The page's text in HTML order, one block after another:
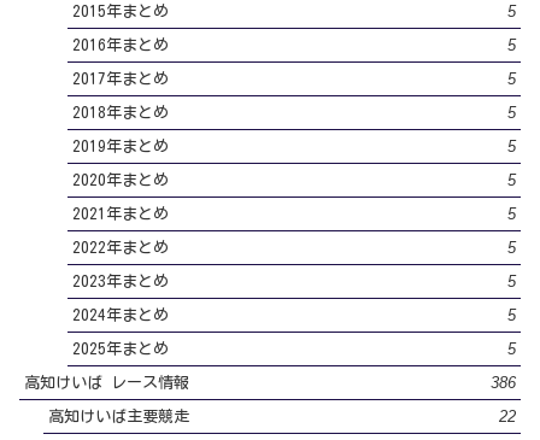
2015年まとめ 5
2016年まとめ 5
2017年まとめ 5
2018年まとめ 5
2019年まとめ 5
2020年まとめ 5
2021年まとめ 5
2022年まとめ 5
2023年まとめ 5
2024年まとめ 5
2025年まとめ 5
高知けいば レース情報 386
高知けいば主要競走 22